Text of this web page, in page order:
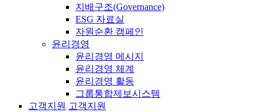
지배구조(Governance)
ESG 자료실
자원순환 캠페인
윤리경영
윤리경영 메시지
윤리경영 체계
윤리경영 활동
그룹통합제보시스템
고객지원 고객지원